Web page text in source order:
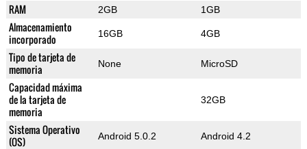
RAM 2GB 1GB
Almacenamiento
incorporado
16GB 4GB
Tipo de tarjeta de
memoria
None MicroSD
Capacidad máxima
de la tarjeta de
memoria
32GB
Sistema Operativo
(OS)
Android 5.0.2 Android 4.2